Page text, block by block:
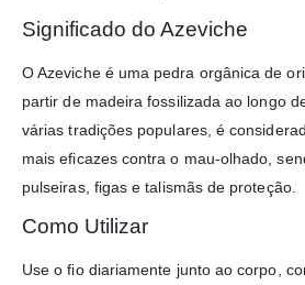
Significado do Azeviche
O Azeviche é uma pedra orgânica de
partir de madeira fossilizada ao longo
várias tradições populares, é
mais eficazes contra o mau-olhado,
pulseiras, figas e talismãs de proteção.
Como Utilizar
Use o fio diariamente junto ao corpo,